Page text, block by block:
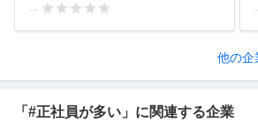
--
他の企
「#正社員が多い」に関連する企業